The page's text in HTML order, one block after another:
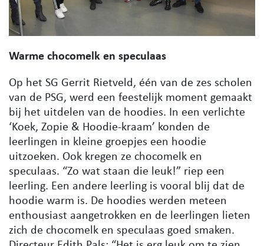
Warme chocomelk en speculaas
Op het SG Gerrit Rietveld, één van de zes scholen
van de PSG, werd een feestelijk moment gemaakt
bij het uitdelen van de hoodies. In een verlichte
‘Koek, Zopie & Hoodie-kraam’ konden de
leerlingen in kleine groepjes een hoodie
uitzoeken. Ook kregen ze chocomelk en
speculaas. “Zo wat staan die leuk!” riep een
leerling. Een andere leerling is vooral blij dat de
hoodie warm is. De hoodies werden meteen
enthousiast aangetrokken en de leerlingen lieten
zich de chocomelk en speculaas goed smaken.